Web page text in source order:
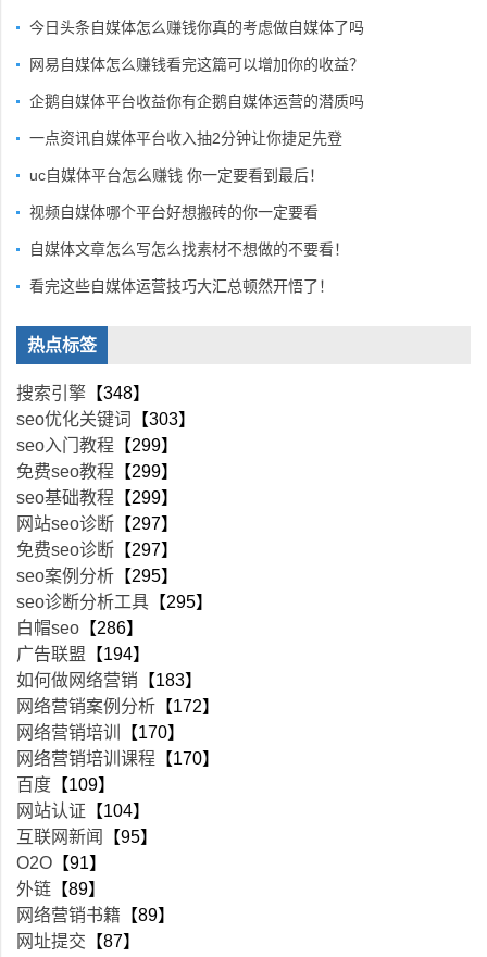
今日头条自媒体怎么赚钱你真的考虑做自媒体了吗
网易自媒体怎么赚钱看完这篇可以增加你的收益？
企鹅自媒体平台收益你有企鹅自媒体运营的潜质吗
一点资讯自媒体平台收入抽2分钟让你捷足先登
uc自媒体平台怎么赚钱 你一定要看到最后！
视频自媒体哪个平台好想搬砖的你一定要看
自媒体文章怎么写怎么找素材不想做的不要看！
看完这些自媒体运营技巧大汇总顿然开悟了！
热点标签
搜索引擎 【348】
seo优化关键词
【303】
seo入门教程 【299】
免费seo教程 【299】
seo基础教程 【299】
网站seo诊断 【297】
免费seo诊断 【297】
seo案例分析 【295】
seo诊断分析工具 【295】
白帽seo 【286】
广告联盟 【194】
如何做网络营销 【183】
网络营销案例分析 【172】
网络营销培训
【170】
网络营销培训课程 【170】
百度 【109】
网站认证 【104】
互联网新闻
【95】
O2O 【91】
外链 【89】
网络营销书籍 【89】
网址提交 【87】